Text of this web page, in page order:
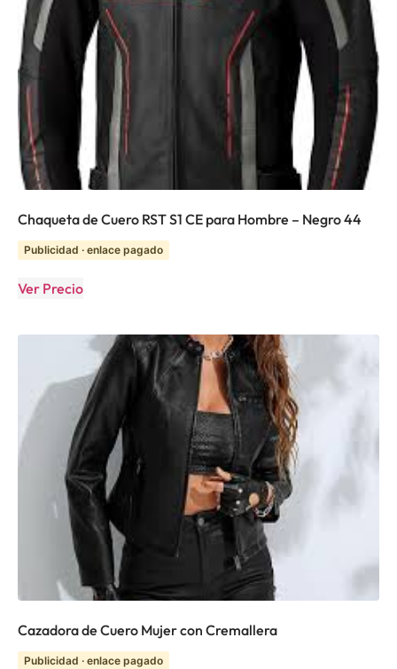
Chaqueta de Cuero RST S1 CE para Hombre – Negro 44
Publicidad · enlace pagado
Ver Precio
Cazadora de Cuero Mujer con Cremallera
Publicidad · enlace pagado